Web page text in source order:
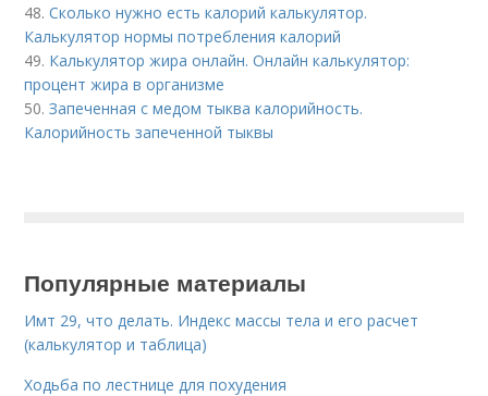
48.Сколько нужно есть калорий калькулятор.
Калькулятор нормы потребления калорий
49. Калькулятор жира онлайн. Онлайн калькулятор:
процент жира в организме
50.Запеченная с медом тыква калорийность.
Калорийность запеченной тыквы
Популярные материалы
Имт 29, что делать. Индекс массы тела и его расчет
(калькулятор и таблица)
Ходьба по лестнице для похудения